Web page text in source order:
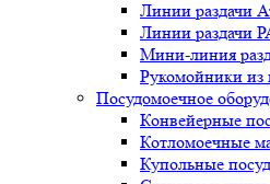
Линии раздачи
Линии раздачи
Мини-линия
Рукомойники из
Посудомоечное
Конвейерные
Котломоечные
Купольные